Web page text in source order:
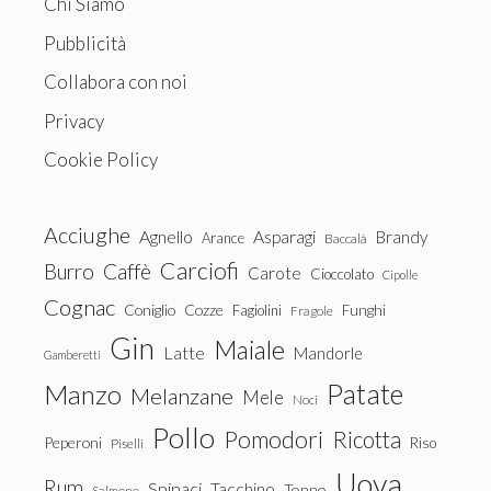
Pubblicità
Collabora con noi
Privacy
Cookie Policy
Acciughe Agnello Arance Asparagi Baccalà Brandy
Burro Caffè Carciofi Carote Cioccolato Cipolle
Cognac Coniglio Cozze Fagiolini Fragole Funghi
Gamberetti Gin Latte Maiale Mandorle
Manzo Melanzane Mele Noci Patate
Peperoni Piselli Pollo Pomodori Ricotta Riso